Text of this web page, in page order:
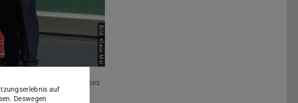
Bild: Klaus Mai
der globalen TU-
Instituts für Tropisches
auf
Deswegen